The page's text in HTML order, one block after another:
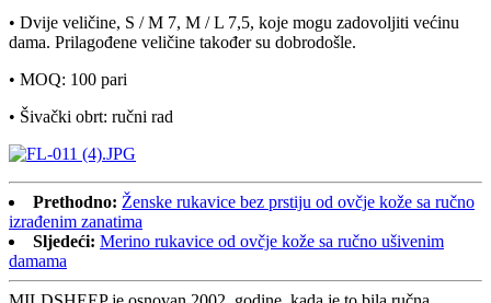
• Dvije veličine, S / M 7, M / L 7,5, koje mogu zadovoljiti većinu
dama. Prilagođene veličine također su dobrodošle.
• MOQ: 100 pari
• Šivački obrt: ručni rad
Prethodno: Ženske rukavice bez prstiju od ovčje kože sa ručno
izrađenim zanatima
Sljedeći: Merino rukavice od ovčje kože sa ručno ušivenim
damama